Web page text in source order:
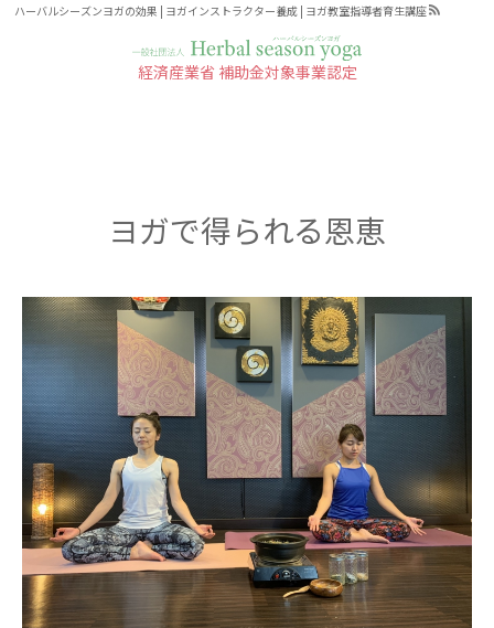
ハーバルシーズンヨガの効果 | ヨガインストラクター養成 | ヨガ教室指導者育生講座
経済産業省 補助金対象事業認定
ヨガで得られる恩恵